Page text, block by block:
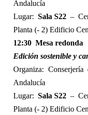
Andalucía
Lugar: Sala S22 –
Planta (- 2) Edificio
12:30 Mesa redonda
Edición sostenible y
Organiza:
Andalucía
Lugar: Sala S22 –
Planta (- 2) Edificio